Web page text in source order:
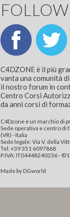
FOLLOW
C4DZONE è il più
vanta una comunità
il nostro forum in
Centro Corsi
da anni corsi di
C4Dzone è un marchio di
Sede operativa e centro di
(VR) - Italia
Sede legale: Via V. della
Tel: +39 351 6097868‬
P.IVA: IT04448240236 -
Made by DGworld